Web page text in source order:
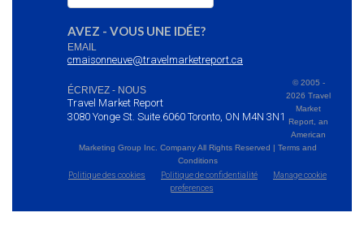
AVEZ - VOUS UNE IDÉE?
EMAIL
cmaisonneuve@travelmarketreport.ca
ÉCRIVEZ - NOUS
Travel Market Report
3080 Yonge St. Suite 6060 Toronto, ON M4N 3N1
© 2005 -
2026 Travel
Market
Report, an
American
Marketing Group Inc. Company All Rights Reserved | Terms and
Conditions
Politique des cookies
Politique de confidentialité
Manage cookie
preferences